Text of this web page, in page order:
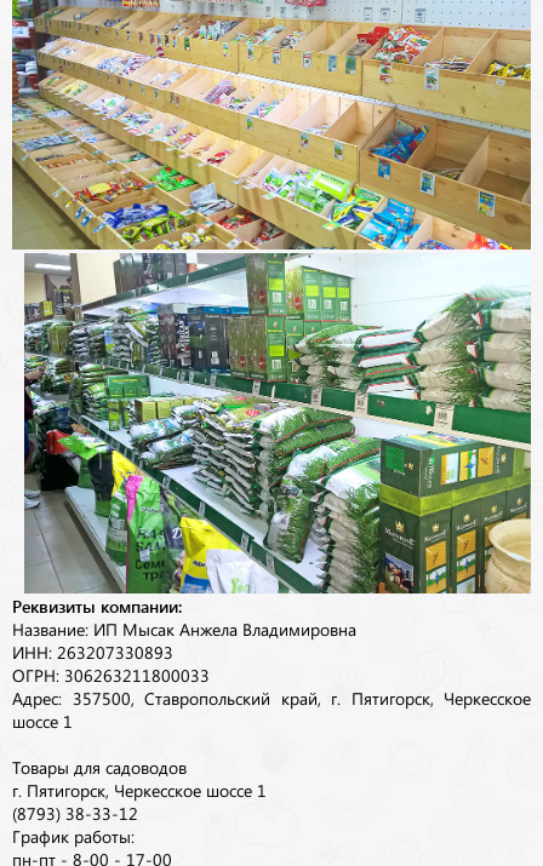
Реквизиты компании:
Название: ИП Мысак Анжела Владимировна
ИНН: 263207330893
ОГРН: 306263211800033
Адрес: 357500, Ставропольский край, г. Пятигорск, Черкесское
шоссе 1
Товары для садоводов
г. Пятигорск, Черкесское шоссе 1
(8793) 38-33-12
График работы:
пн-пт - 8-00 - 17-00